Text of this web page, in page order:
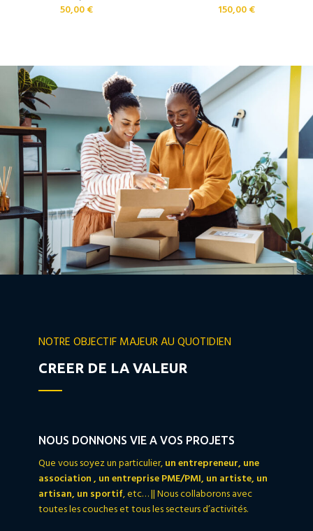
50,00€
150,00€
NOTRE OBJECTIF MAJEUR AU QUOTIDIEN
CREER DE LA VALEUR
NOUS DONNONS VIE A VOS PROJETS
Que vous soyez un particulier,un entrepreneur, une
association , un entreprise PME/PMI, un artiste, un
artisan, un sportif, etc… || Nous collaborons avec
toutes les couches et tous les secteurs d’activités.